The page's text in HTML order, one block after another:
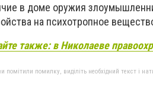
в доме оружия
на психотропное
также: в Николаеве
помітили помилку, виділіть необхідний текст і